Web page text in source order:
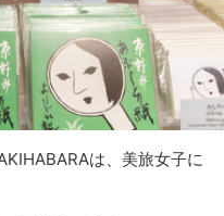
は、美旅女子に